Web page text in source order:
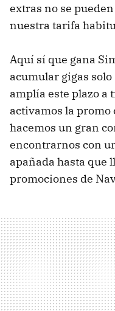
extras no se
nuestra tarifa
Aquí sí que gana
acumular gigas
amplía este plazo a
activamos la
hacemos un gran
encontrarnos con
apañada hasta que
promociones de